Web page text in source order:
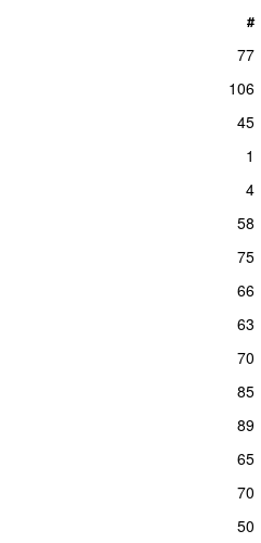
#
77
106
45
1
4
58
75
66
63
70
85
89
65
70
50